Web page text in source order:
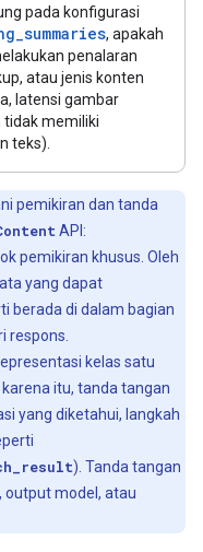
pada konfigurasi
, apakah
penalaran
atau jenis konten
latensi gambar
tidak memiliki
teks).
pemikiran dan tanda
API:
pemikiran khusus. Oleh
yang dapat
berada di dalam bagian
respons.
kelas satu
karena itu, tanda tangan
yang diketahui, langkah
). Tanda tangan
output model, atau